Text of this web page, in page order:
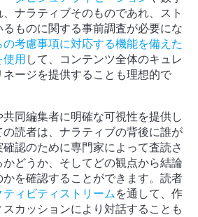
ナラティブそのものであれ、スト
ものに関する事前調査が必要にな
の考慮事項に対応する機能を備えた
用 して、コンテンツ全体のキュレ
ージを提供することも理想的で
同編集者に明確な可視性を提供し
の読者は、ナラティブの背後に誰が
認のために専門家によって査読さ
どうか、そしてどの観点から結論
を確認することができます。読者
ティビティストリームを通して、作
カッションにより対話することも